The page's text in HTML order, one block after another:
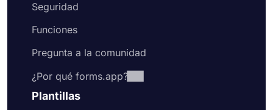
Seguridad
Funciones
Pregunta a la comunidad
¿Por qué forms.app?
Plantillas